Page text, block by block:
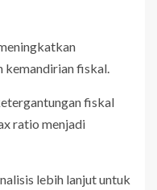
kemandirian fiskal.
fiskal
ratio menjadi
lebih lanjut untuk